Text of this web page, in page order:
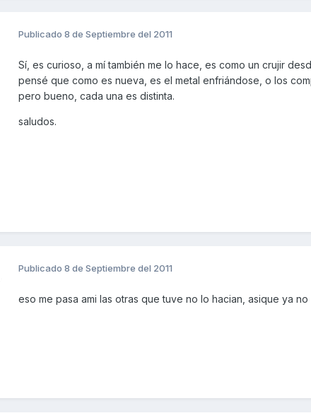
Publicado 8 de Septiembre del 2011
Sí, es curioso, a mí también me lo hace, es como un crujir
pensé que como es nueva, es el metal enfriándose, o los
pero bueno, cada una es distinta.
saludos.
Publicado 8 de Septiembre del 2011
eso me pasa ami las otras que tuve no lo hacian, asique ya